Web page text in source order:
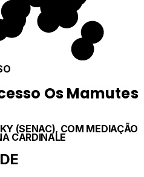
Os Mamutes
(SENAC), COM MEDIAÇÃO
CARDINALE